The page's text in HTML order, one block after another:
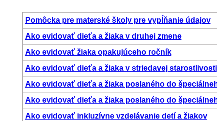
Pomôcka pre materské školy pre vypĺňanie údajov
Ako evidovať dieťa a žiaka v druhej zmene
Ako evidovať žiaka opakujúceho ročník
Ako evidovať dieťa a žiaka v striedavej starostlivosti
Ako evidovať dieťa a žiaka poslaného do
Ako evidovať dieťa a žiaka poslaného do
Ako evidovať inkluzívne vzdelávanie detí a žiakov